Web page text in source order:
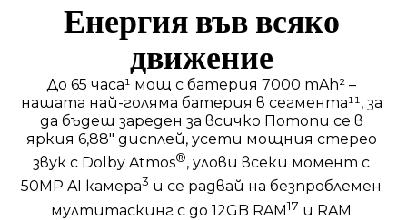
Енергия във всяко
движение
До 65 часа¹ мощ с батерия 7000 mAh² –
нашата най-голяма батерия в сегмента¹¹, за
да бъдеш зареден за всичко Потопи се в
яркия 6,88" дисплей, усети мощния стерео
звук с Dolby Atmos®, улови всеки момент с
50MP AI камера3 и се радвай на безпроблемен
мултитаскинг с до 12GB RAM17 и RAM